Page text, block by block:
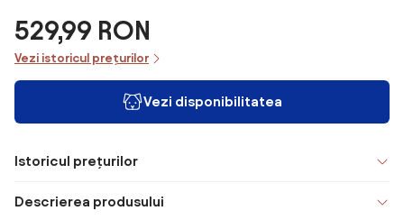
529,99 RON
Vezi istoricul prețurilor
Vezi disponibilitatea
Istoricul prețurilor
Descrierea produsului